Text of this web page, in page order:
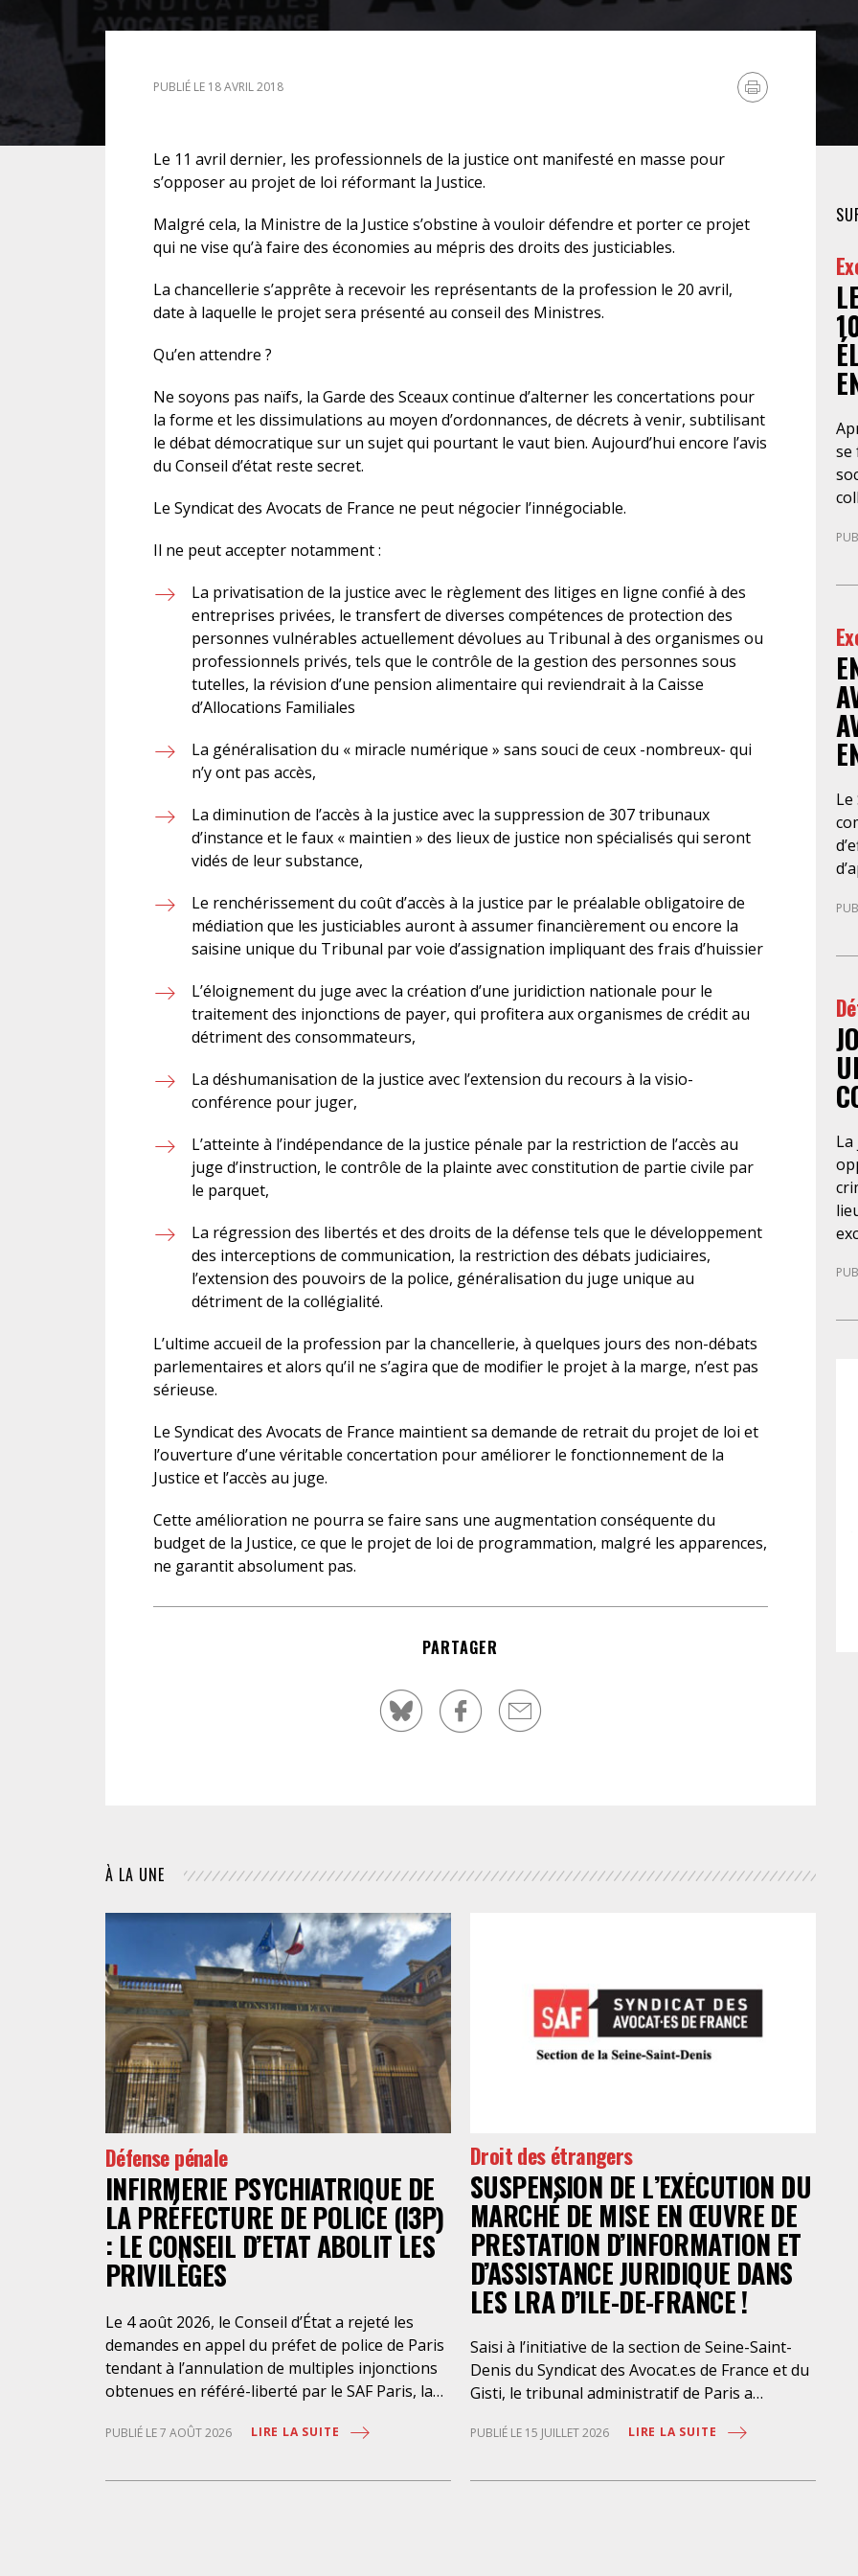
DROIT DES MINEURS
DROIT INTERNATIONAL
PUBLIÉ LE 18 AVRIL 2018
Le 11 avril dernier, les professionnels de la justice ont manifesté en masse pour
s’opposer au projet de loi réformant la Justice.
Malgré cela, la Ministre de la Justice s’obstine à vouloir défendre et porter ce projet
qui ne vise qu’à faire des économies au mépris des droits des justiciables.
La chancellerie s’apprête à recevoir les représentants de la profession le 20 avril,
date à laquelle le projet sera présenté au conseil des Ministres.
Qu’en attendre ?
Ne soyons pas naïfs, la Garde des Sceaux continue d’alterner les concertations pour
la forme et les dissimulations au moyen d’ordonnances, de décrets à venir, subtilisant
le débat démocratique sur un sujet qui pourtant le vaut bien. Aujourd’hui encore l’avis
du Conseil d’état reste secret.
Le Syndicat des Avocats de France ne peut négocier l’innégociable.
Il ne peut accepter notamment :
La privatisation de la justice avec le règlement des litiges en ligne confié à des
entreprises privées, le transfert de diverses compétences de protection des
personnes vulnérables actuellement dévolues au Tribunal à des organismes ou
professionnels privés, tels que le contrôle de la gestion des personnes sous
tutelles, la révision d’une pension alimentaire qui reviendrait à la Caisse
d’Allocations Familiales
La généralisation du « miracle numérique » sans souci de ceux -nombreux- qui
n’y ont pas accès,
La diminution de l’accès à la justice avec la suppression de 307 tribunaux
d’instance et le faux « maintien » des lieux de justice non spécialisés qui seront
vidés de leur substance,
Le renchérissement du coût d’accès à la justice par le préalable obligatoire de
médiation que les justiciables auront à assumer financièrement ou encore la
saisine unique du Tribunal par voie d’assignation impliquant des frais d’huissier
L’éloignement du juge avec la création d’une juridiction nationale pour le
traitement des injonctions de payer, qui profitera aux organismes de crédit au
détriment des consommateurs,
La déshumanisation de la justice avec l’extension du recours à la visio-
conférence pour juger,
L’atteinte à l’indépendance de la justice pénale par la restriction de l’accès au
juge d’instruction, le contrôle de la plainte avec constitution de partie civile par
le parquet,
La régression des libertés et des droits de la défense tels que le développement
des interceptions de communication, la restriction des débats judiciaires,
l’extension des pouvoirs de la police, généralisation du juge unique au
détriment de la collégialité.
L’ultime accueil de la profession par la chancellerie, à quelques jours des non-débats
parlementaires et alors qu’il ne s’agira que de modifier le projet à la marge, n’est pas
sérieuse.
Le Syndicat des Avocats de France maintient sa demande de retrait du projet de loi et
l’ouverture d’une véritable concertation pour améliorer le fonctionnement de la
Justice et l’accès au juge.
Cette amélioration ne pourra se faire sans une augmentation conséquente du
budget de la Justice, ce que le projet de loi de programmation, malgré les apparences,
ne garantit absolument pas.
PARTAGER
À LA UNE
Défense pénale
INFIRMERIE PSYCHIATRIQUE DE
LA PRÉFECTURE DE POLICE (I3P)
: LE CONSEIL D’ETAT ABOLIT LES
PRIVILÈGES
Le 4 août 2026, le Conseil d’État a rejeté les
demandes en appel du préfet de police de Paris
tendant à l’annulation de multiples injonctions
obtenues en référé-liberté par le SAF Paris, la
Psychiatrie. Cette nouvelle décision confirme
personnes retenues à l’infirmerie psychiatrique
PUBLIÉ LE 7 AOÛT 2026 LIRE LA SUITE
Droit des étrangers
SUSPENSION DE L’EXÉCUTION DU
MARCHÉ DE MISE EN ŒUVRE DE
PRESTATION D’INFORMATION ET
D’ASSISTANCE JURIDIQUE DANS
LES LRA D’ILE-DE-FRANCE !
Saisi à l’initiative de la section de Seine-Saint-
Denis du Syndicat des Avocat.es de France et du
Gisti, le tribunal administratif de Paris a
marché public visant à la « mise en œuvre de
juridique des étrangers maintenus dans les
PUBLIÉ LE 15 JUILLET 2026 LIRE LA SUITE
se
du
du
en